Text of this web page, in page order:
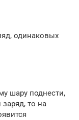
одинаковых
шару поднести,
то на